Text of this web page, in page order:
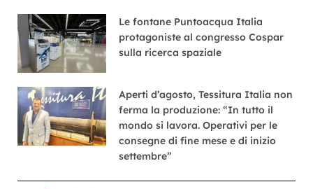
Le fontane Puntoacqua Italia
protagoniste al congresso Cospar
sulla ricerca spaziale
Aperti d’agosto, Tessitura Italia non
ferma la produzione: “In tutto il
mondo si lavora. Operativi per le
consegne di fine mese e di inizio
settembre”